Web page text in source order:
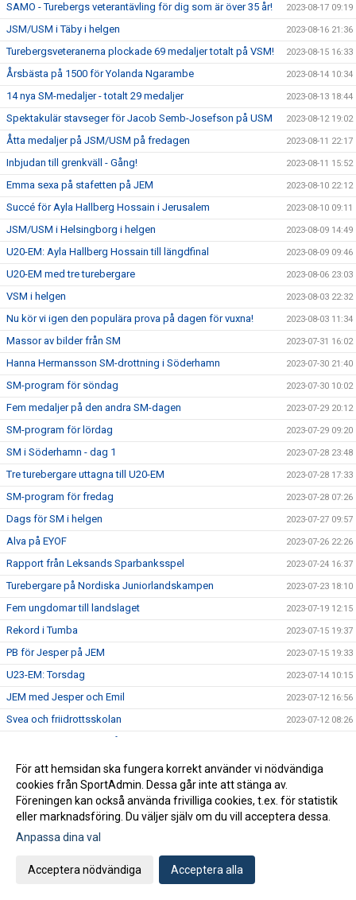
SAMO - Turebergs veterantävling för dig som är över 35 år! 2023-08-17 09:19
JSM/USM i Täby i helgen 2023-08-16 21:36
Turebergsveteranerna plockade 69 medaljer totalt på VSM! 2023-08-15 16:33
Årsbästa på 1500 för Yolanda Ngarambe 2023-08-14 10:34
14 nya SM-medaljer - totalt 29 medaljer 2023-08-13 18:44
Spektakulär stavseger för Jacob Semb-Josefson på USM 2023-08-12 19:02
Åtta medaljer på JSM/USM på fredagen 2023-08-11 22:17
Inbjudan till grenkväll - Gång! 2023-08-11 15:52
Emma sexa på stafetten på JEM 2023-08-10 22:12
Succé för Ayla Hallberg Hossain i Jerusalem 2023-08-10 09:11
JSM/USM i Helsingborg i helgen 2023-08-09 14:49
U20-EM: Ayla Hallberg Hossain till längdfinal 2023-08-09 09:46
U20-EM med tre turebergare 2023-08-06 23:03
VSM i helgen 2023-08-03 22:32
Nu kör vi igen den populära prova på dagen för vuxna! 2023-08-03 11:34
Massor av bilder från SM 2023-07-31 16:02
Hanna Hermansson SM-drottning i Söderhamn 2023-07-30 21:40
SM-program för söndag 2023-07-30 10:02
Fem medaljer på den andra SM-dagen 2023-07-29 20:12
SM-program för lördag 2023-07-29 09:20
SM i Söderhamn - dag 1 2023-07-28 23:48
Tre turebergare uttagna till U20-EM 2023-07-28 17:33
SM-program för fredag 2023-07-28 07:26
Dags för SM i helgen 2023-07-27 09:57
Alva på EYOF 2023-07-26 22:26
Rapport från Leksands Sparbanksspel 2023-07-24 16:37
Turebergare på Nordiska Juniorlandskampen 2023-07-23 18:10
Fem ungdomar till landslaget 2023-07-19 12:15
Rekord i Tumba 2023-07-15 19:37
PB för Jesper på JEM 2023-07-15 19:33
U23-EM: Torsdag 2023-07-14 10:15
JEM med Jesper och Emil 2023-07-12 16:56
Svea och friidrottsskolan 2023-07-12 08:26
Lag-SM på Sollentunavallen på lördag 2023-07-05 21:19
Alva, Emil och Jesper till mästerskap 2023-07-04 21:22
Anmälan till HT 2023 barngrupper
Emil snabb i regnet
För att hemsidan ska fungera korrekt använder vi nödvändiga
cookies från SportAdmin. Dessa går inte att stänga av.
Föreningen kan också använda frivilliga cookies, t.ex. för statistik
eller marknadsföring. Du väljer själv om du vill acceptera dessa.
Anpassa dina val
Acceptera nödvändiga Acceptera alla